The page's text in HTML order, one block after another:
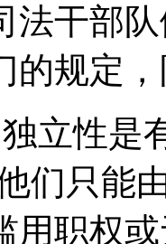
法干部
的规定
立性是
们只能
用职权